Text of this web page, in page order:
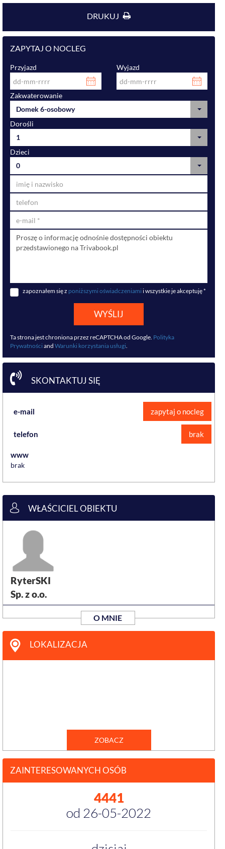
DRUKUJ
ZAPYTAJ O NOCLEG
Przyjazd Wyjazd
Zakwaterowanie
Domek 6-osobowy
Dorośli
1
Dzieci
0
zapoznałem się z poniższymi oświadczeniami i wszystkie je akceptuję *
WYŚLIJ
Ta strona jest chroniona przez reCAPTCHA od Google. Polityka
Prywatności and Warunki korzystania usługi.
SKONTAKTUJ SIĘ
e-mail zapytaj o nocleg
telefon brak
www
brak
WŁAŚCICIEL OBIEKTU
RyterSKI
Sp. z o.o.
O MNIE
LOKALIZACJA
ZOBACZ
ZAINTERESOWANYCH OSÓB
4441
od 26-05-2022